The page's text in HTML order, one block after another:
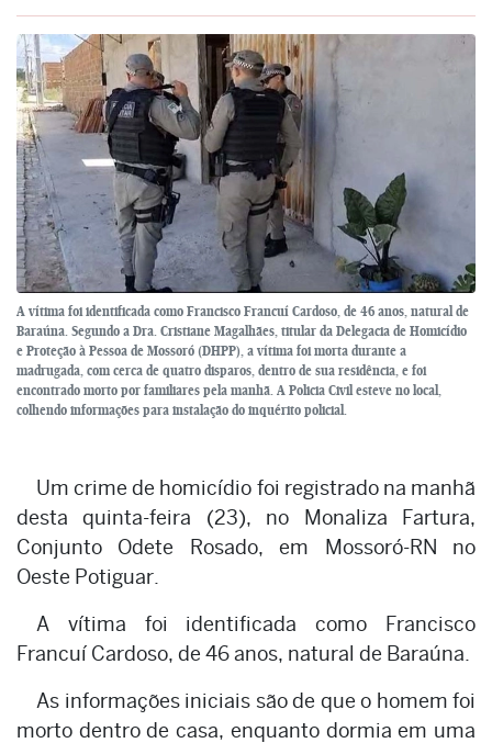
A vítima foi identificada como Francisco Francuí Cardoso, de 46 anos, natural de
Baraúna. Segundo a Dra. Cristiane Magalhães, titular da Delegacia de Homicídio
e Proteção à Pessoa de Mossoró (DHPP), a vítima foi morta durante a
madrugada, com cerca de quatro disparos, dentro de sua residência, e foi
encontrado morto por familiares pela manhã. A Policia Civil esteve no local,
colhendo informações para instalação do inquérito policial.
Um crime de homicídio foi registrado na manhã
desta quinta-feira (23), no Monaliza Fartura,
Conjunto Odete Rosado, em Mossoró-RN no
Oeste Potiguar.
A vítima foi identificada como Francisco
Francuí Cardoso, de 46 anos, natural de Baraúna.
As informações iniciais são de que o homem foi
morto dentro de casa, enquanto dormia em uma